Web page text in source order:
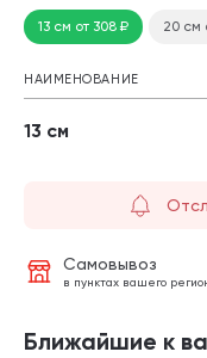
13 см от 308₽ 20 см
НАИМЕНОВАНИЕ
13 см
Самовывоз
в пунктах вашего
Ближайшие к